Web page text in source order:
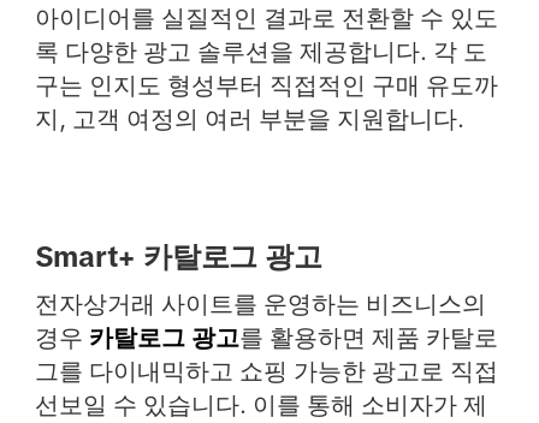
아이디어를 실질적인 결과로 전환할 수 있도
록 다양한 광고 솔루션을 제공합니다. 각 도
구는 인지도 형성부터 직접적인 구매 유도까
지, 고객 여정의 여러 부분을 지원합니다.
Smart+ 카탈로그 광고
전자상거래 사이트를 운영하는 비즈니스의
경우 카탈로그 광고를 활용하면 제품 카탈로
그를 다이내믹하고 쇼핑 가능한 광고로 직접
선보일 수 있습니다. 이를 통해 소비자가 제